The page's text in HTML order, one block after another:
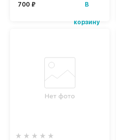
700 ₽ В
корзину